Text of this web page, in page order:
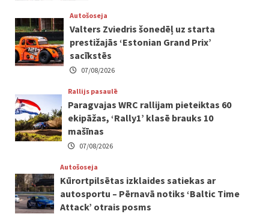
Autošoseja
Valters Zviedris šonedēļ uz starta
prestižajās ‘Estonian Grand Prix’
sacīkstēs
07/08/2026
Rallijs pasaulē
Paragvajas WRC rallijam pieteiktas 60
ekipāžas, ‘Rally1’ klasē brauks 10
mašīnas
07/08/2026
Autošoseja
Kūrortpilsētas izklaides satiekas ar
autosportu – Pērnavā notiks ‘Baltic Time
Attack’ otrais posms